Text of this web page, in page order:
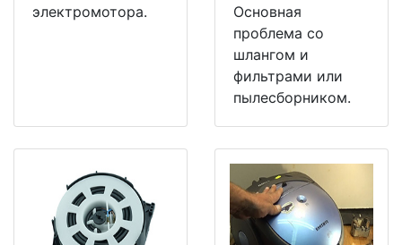
электромотора.
Основная
проблема со
шлангом и
фильтрами или
пылесборником.